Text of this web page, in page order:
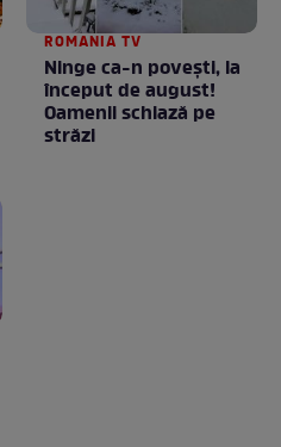
ROMANIA TV
Ninge ca-n povești, la
început de august!
Oamenii schiază pe
străzi